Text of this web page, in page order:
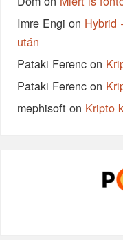
Imre Engi on Hybrid
után
Pataki Ferenc on
Pataki Ferenc on
mephisoft on Kripto